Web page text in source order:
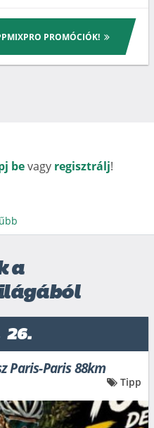
PROMÓCIÓK!
bevagy regisztrálj!
a
26.
Paris-Paris 88km
Tipp